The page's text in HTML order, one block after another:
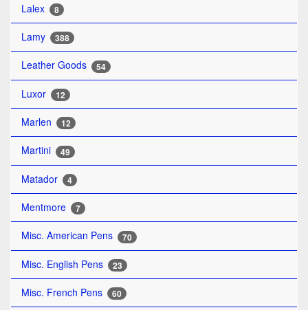
Lalex 8
Lamy 388
Leather Goods 54
Luxor 12
Marlen 12
Martini 49
Matador 4
Mentmore 7
Misc. American Pens 70
Misc. English Pens 23
Misc. French Pens 60